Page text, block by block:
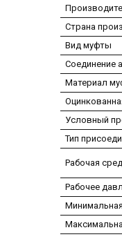
Страна
Вид муфты
Соединение
Материал
Условный
Тип
Рабочая
Рабочее